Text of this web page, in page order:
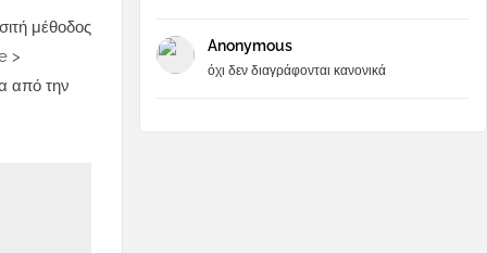
μέθοδος
>
από την
Anonymous
όχι δεν διαγράφονται κανονικά